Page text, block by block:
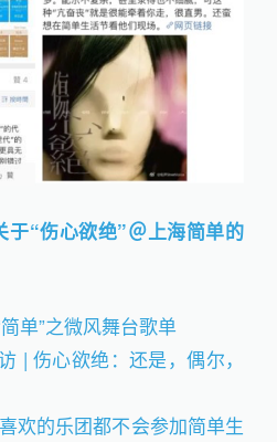
于“伤心欲绝”＠上海简单的
单”之微风舞台歌单
| 伤心欲绝：还是，偶尔，
欢的乐团都不会参加简单生